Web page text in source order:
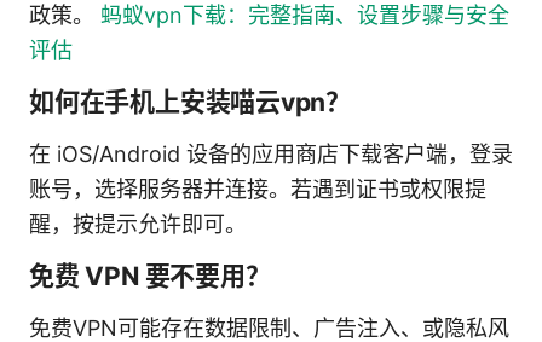
政策。 蚂蚁vpn下载：完整指南、设置步骤与安全
评估
如何在手机上安装喵云vpn？
在 iOS/Android 设备的应用商店下载客户端，登录
账号，选择服务器并连接。若遇到证书或权限提
醒，按提示允许即可。
免费 VPN 要不要用？
免费VPN可能存在数据限制、广告注入、或隐私风